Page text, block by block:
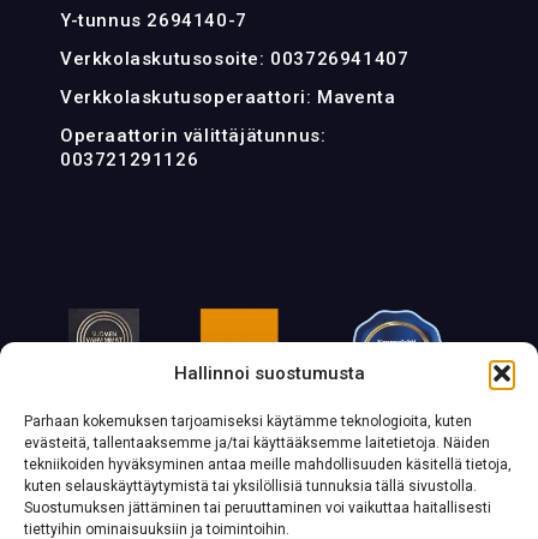
Hallinnoi suostumusta
Parhaan kokemuksen tarjoamiseksi käytämme teknologioita, kuten
evästeitä, tallentaaksemme ja/tai käyttääksemme laitetietoja. Näiden
tekniikoiden hyväksyminen antaa meille mahdollisuuden käsitellä tietoja,
kuten selauskäyttäytymistä tai yksilöllisiä tunnuksia tällä sivustolla.
Suostumuksen jättäminen tai peruuttaminen voi vaikuttaa haitallisesti
tiettyihin ominaisuuksiin ja toimintoihin.
Y-tunnus 2694140-7
Verkkolaskutusosoite: 003726941407
Verkkolaskutusoperaattori: Maventa
Operaattorin välittäjätunnus:
003721291126